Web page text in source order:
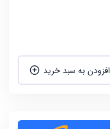
افزودن به سبد خرید